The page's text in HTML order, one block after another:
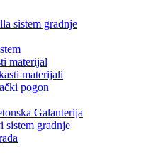
sistem gradnje
materijal
materijali
pogon
Galanterija
sistem gradnje